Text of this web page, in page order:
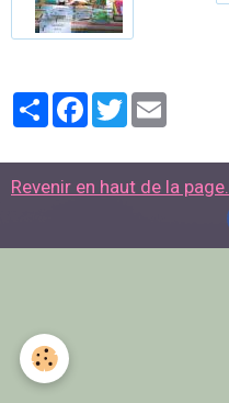
PartagerFacebook
Twitter
Revenir en haut de la page.